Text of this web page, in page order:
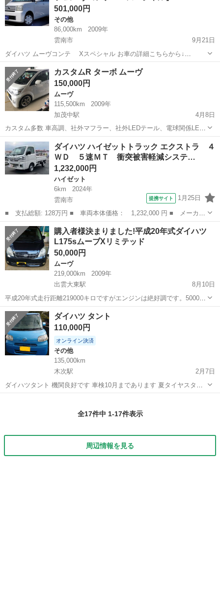
501,000円
その他
86,000km
2009年
雲南市
9月21日
ダイハツ ムーヴコンテ Xスペシャル お車の詳細こちらから↓
https://www.otoron.jp/lists/detail?carno=038325 来店不要で全国対応中
🗾(※沖縄/北海道/離島除く)...
島根 雲南市 その他 ムーヴコンテ
カスタムR ターボ ムーヴ
150,000円
ムーヴ
115,500km
2009年
加茂中駅
4月8日
カスタム多数 車高調、社外マフラー、社外LEDテール、電球関係LED
リア5面スモーク 引渡しは鉄チンホイールになります。
島根 雲南市 加茂中駅 ムーヴ カスタム
ダイハツ ハイゼットトラック エクストラ ４
ＷＤ ５速ＭＴ 衝突被害軽減システ…
1,232,000円
ハイゼット
6km
2024年
雲南市
提携サイト 1月25日
■ 支払総額: 128万円 ■ 車両本体価格： 1,232,000 円 ■ メーカー
名： ダイハツ ■ 車種名： ハイゼットトラック ■ グレード
名： エクストラ ４ＷＤ ５速ＭＴ 衝突被害軽減システム クリ
アランスソナー...
島根 雲南市 ハイゼット
購入者様決まりました!平成20年式ダイハツ
L175sムーブXリミテッド
50,000円
ムーヴ
219,000km
2009年
出雲大東駅
8月10日
平成20年式走行距離219000キロですがエンジンは絶好調です。5000キ
ロ毎にオイル交換していました。車検は令和5年10月です。 CVT.タイ
ミングチェーン、純正7インチHDDナビ、ワンセグ LEDヘッドライ
ト、イカリング...
島根 雲南市 出雲大東駅
ダイハツ タント
110,000円
オンライン決済
その他
135,000km
木次駅
2月7日
ダイハツタント 機関良好です 車検10月まであります 夏タイヤスタッ
ドレスあり 名変込みの価格にしております 問い合わせお待ちしており
全17件中 1-17件表示
周辺情報を見る